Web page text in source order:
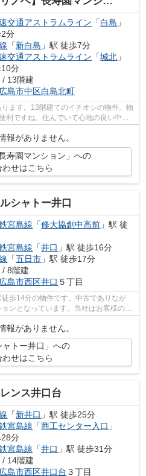
交通アストラムライン 「白島 」
分
「新白島 」駅 徒歩7分
交通アストラムライン 「城北 」
分
/ 13階建
広島市中区白島北町
ます。13階建てのイチオシの物件。物
利ですね。住んでいて心地の良い中古
報がありません。
寿園マンション」への
わせはこちら
シャトー井口
宮島線 「修大協創中高前 」駅 徒
宮島線 「井口 」駅 徒歩16分
「五日市 」駅 徒歩17分
/ 8階建
広島市西区井口 ５丁目
歩14分の物件です。中古でありなが
ンとなっています。当社はお客様のご
件...
報がありません。
ャトー井口」への
わせはこちら
ンス井口台
「新井口 」駅 徒歩25分
宮島線 「商工センター入口 」
分
宮島線 「井口 」駅 徒歩31分
/ 14階建
広島市西区井口台 ３丁目